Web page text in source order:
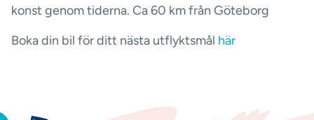
konst genom tiderna. Ca 60 km från Göteborg
Boka din bil för ditt nästa utflyktsmål här